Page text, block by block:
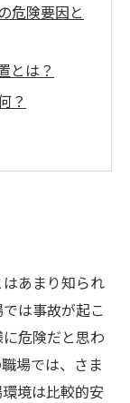
危険要因と
とは？
？
あまり知られ
は事故が起こ
危険だと思わ
場では、さま
境は比較的安